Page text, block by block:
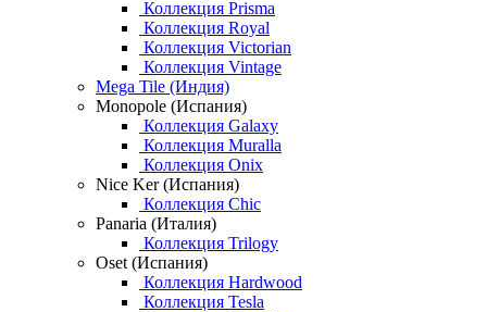
Коллекция Prisma
Коллекция Royal
Коллекция Victorian
Коллекция Vintage
Mega Tile (Индия)
Monopole (Испания)
Коллекция Galaxy
Коллекция Muralla
Коллекция Onix
Nice Ker (Испания)
Коллекция Chic
Panaria (Италия)
Коллекция Trilogy
Oset (Испания)
Коллекция Hardwood
Коллекция Tesla